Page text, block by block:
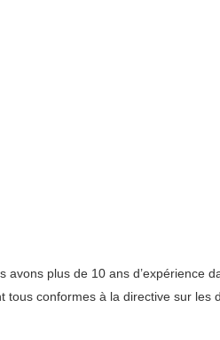
plus de 10 ans d’expérience
conformes à la directive sur les